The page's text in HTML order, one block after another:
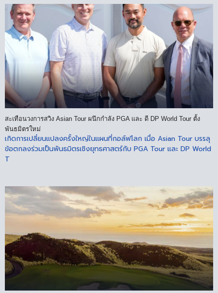
สะเทือนวงการสวิง Asian Tour ผนึกกำลัง PGA และ ดี DP World Tour ตั้ง
พันธมิตรใหม่
เกิดการเปลี่ยนแปลงครั้งใหญ่ในแผนที่กอล์ฟโลก เมื่อ Asian Tour บรรลุ
ข้อตกลงร่วมเป็นพันธมิตรเชิงยุทธศาสตร์กับ PGA Tour และ DP World
T